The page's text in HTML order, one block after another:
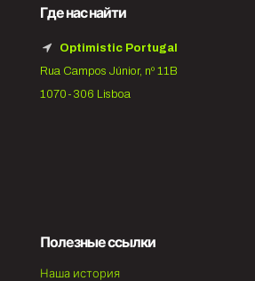
Где нас найти
Optimistic Portugal
Rua Campos Júnior, nº 11B
1070-306 Lisboa
Полезные ссылки
Наша история